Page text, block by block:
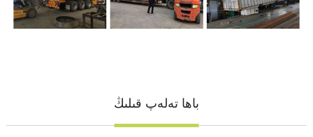
باھا تەلەپ قىلىڭ